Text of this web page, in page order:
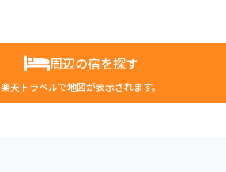
周辺の宿を探す
楽天トラベルで地図が表示されます。